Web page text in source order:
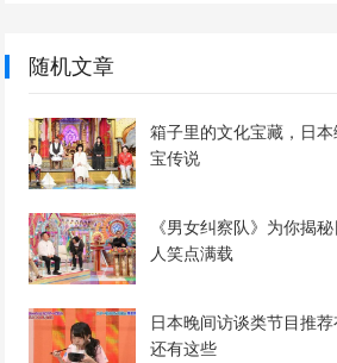
随机文章
箱子里的文化宝藏，日
宝传说
《男女纠察队》为你揭
人笑点满载
日本晚间访谈类节目推
还有这些